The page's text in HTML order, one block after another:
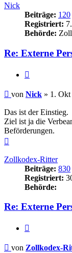
Nick
Beiträge: 120
Registriert:
Behörde: Zoll
Re: Externe
Beitrag
von Nick » 1. Okt
Das ist der Einstieg.
Ziel ist ja die
Beförderungen.
Zollkodex-Ritter
Beiträge: 830
Registriert:
Behörde:
Re: Externe
Beitrag
von Zollkodex-